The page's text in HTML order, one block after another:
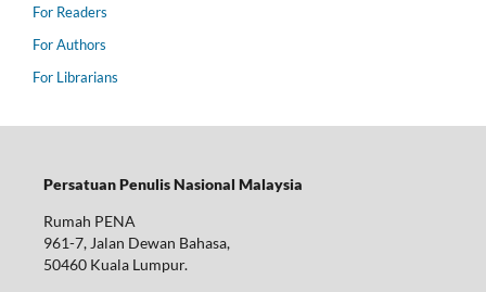
For Readers
For Authors
For Librarians
Persatuan Penulis Nasional Malaysia
Rumah PENA
961-7, Jalan Dewan Bahasa,
50460 Kuala Lumpur.